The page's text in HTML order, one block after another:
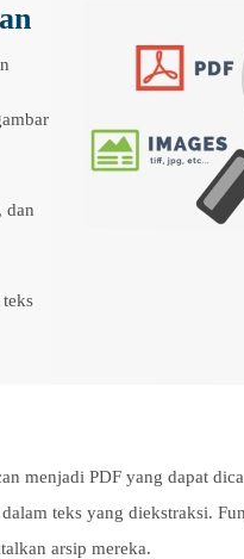
dan
menjadi PDF yang dapat
teks yang diekstraksi.
arsip mereka.